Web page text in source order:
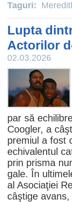
Taguri:
Lupta
Actorilor
02.03.2026
par să
Coogler, a
premiul a fost
echivalentul
prin prisma
gale. În
al Asociaţiei
câştige